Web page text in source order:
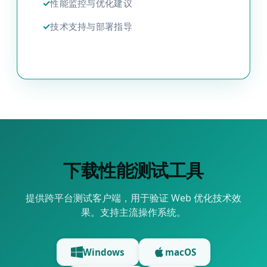
✓性能监控与优化建议
✓技术支持与部署指导
下载性能测试工具
提供跨平台测试客户端，用于验证 Web 优化技术效
果。支持主流操作系统。
Windows macOS